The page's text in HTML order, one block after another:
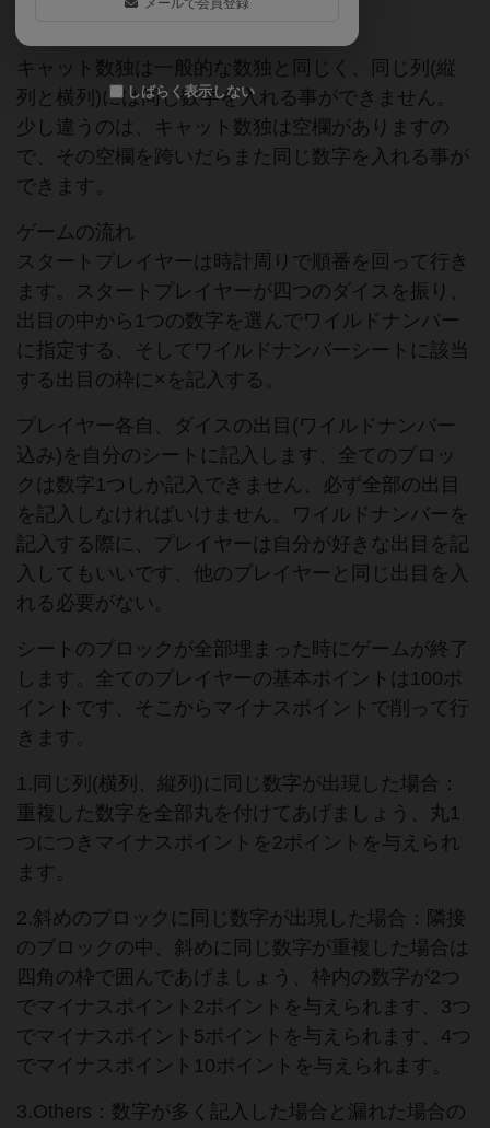
ゲームマーケット2019秋（東京）
キャット数独は一般的な数独と同じく、同じ列(縦
列と横列)には同じ数字を入れる事ができません。
少し違うのは、キャット数独は空欄がありますの
で、その空欄を跨いだらまた同じ数字を入れる事が
できます。
ゲームの流れ
スタートプレイヤーは時計周りで順番を回って行き
ます。スタートプレイヤーが四つのダイスを振り、
出目の中から1つの数字を選んでワイルドナンバー
に指定する、そしてワイルドナンバーシートに該当
する出目の枠に×を記入する。
プレイヤー各自、ダイスの出目(ワイルドナンバー
込み)を自分のシートに記入します、全てのブロッ
クは数字1つしか記入できません、必ず全部の出目
を記入しなければいけません。ワイルドナンバーを
記入する際に、プレイヤーは自分が好きな出目を記
入してもいいです、他のプレイヤーと同じ出目を入
れる必要がない。
シートのブロックが全部埋まった時にゲームが終了
します。全てのプレイヤーの基本ポイントは100ポ
イントです、そこからマイナスポイントで削って行
きます。
1.同じ列(横列、縦列)に同じ数字が出現した場合：
重複した数字を全部丸を付けてあげましょう、丸1
つにつきマイナスポイントを2ポイントを与えられ
ます。
2.斜めのブロックに同じ数字が出現した場合：隣接
のブロックの中、斜めに同じ数字が重複した場合は
四角の枠で囲んであげましょう、枠内の数字が2つ
でマイナスポイント2ポイントを与えられます、3つ
でマイナスポイント5ポイントを与えられます、4つ
でマイナスポイント10ポイントを与えられます。
3.Others：数字が多く記入した場合と漏れた場合の
メールで会員登録
しばらく表示しない